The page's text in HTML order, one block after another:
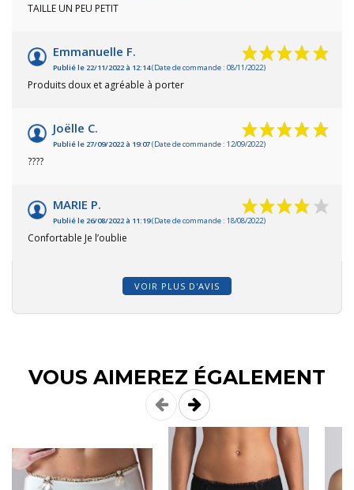
TAILLE UN PEU PETIT
Emmanuelle F.
Publié le 22/11/2022 à 12:14(Date de commande : 08/11/2022)
Produits doux et agréable à porter
Joëlle C.
Publié le 27/09/2022 à 19:07(Date de commande : 12/09/2022)
????
MARIE P.
Publié le 26/08/2022 à 11:19(Date de commande : 18/08/2022)
Confortable Je l’oublie
VOIR PLUS D'AVIS
VOUS AIMEREZ ÉGALEMENT